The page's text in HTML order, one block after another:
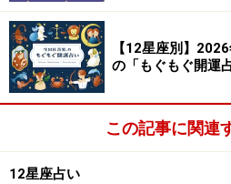
えます。物事に動じない腹芸
キルを高めて。
愛は、ショッピングデートが盛
ふたご座（5月21日～6
【12星座別】
の「もぐもぐ開運
この記事に関連
12星座占い